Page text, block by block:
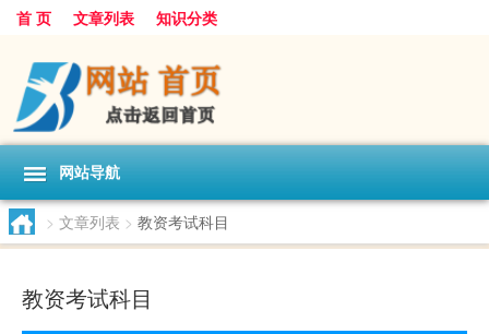
首 页 文章列表 知识分类
网站导航
> 文章列表 > 教资考试科目
教资考试科目